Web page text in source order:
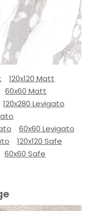
120x120 Matt
60x60 Matt
120x280 Levigato
60x60 Levigato
120x120 Safe
60x60 Safe